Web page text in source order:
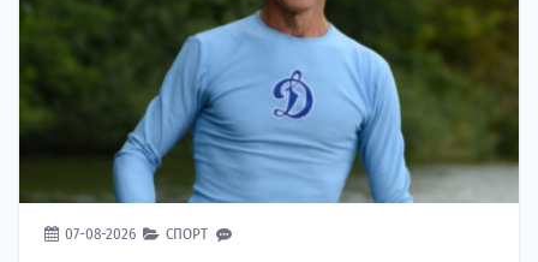
07-08-2026 СПОРТ